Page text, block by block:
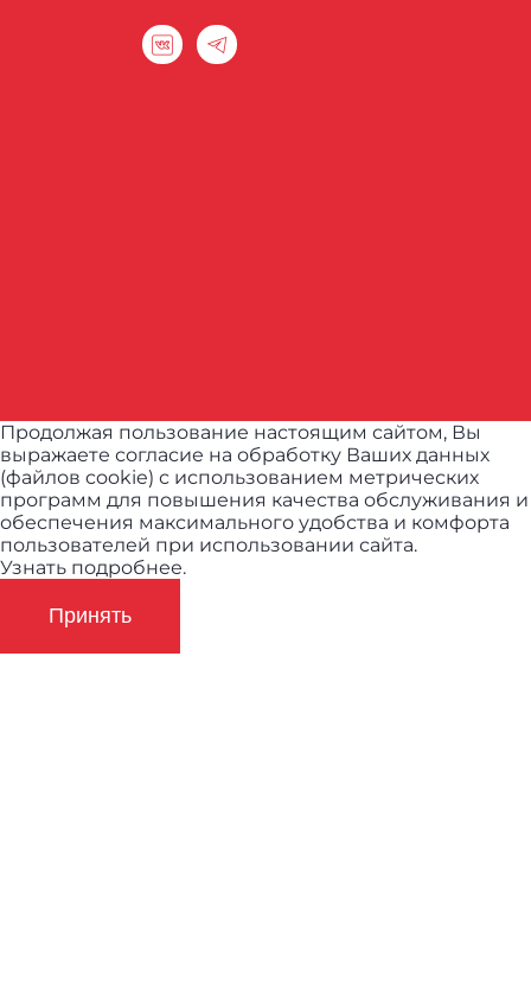
Продолжая пользование настоящим сайтом, Вы
выражаете согласие на обработку Ваших данных
(файлов cookie) с использованием метрических
программ для повышения качества обслуживания и
обеспечения максимального удобства и комфорта
пользователей при использовании сайта.
Узнать подробнее.
Принять